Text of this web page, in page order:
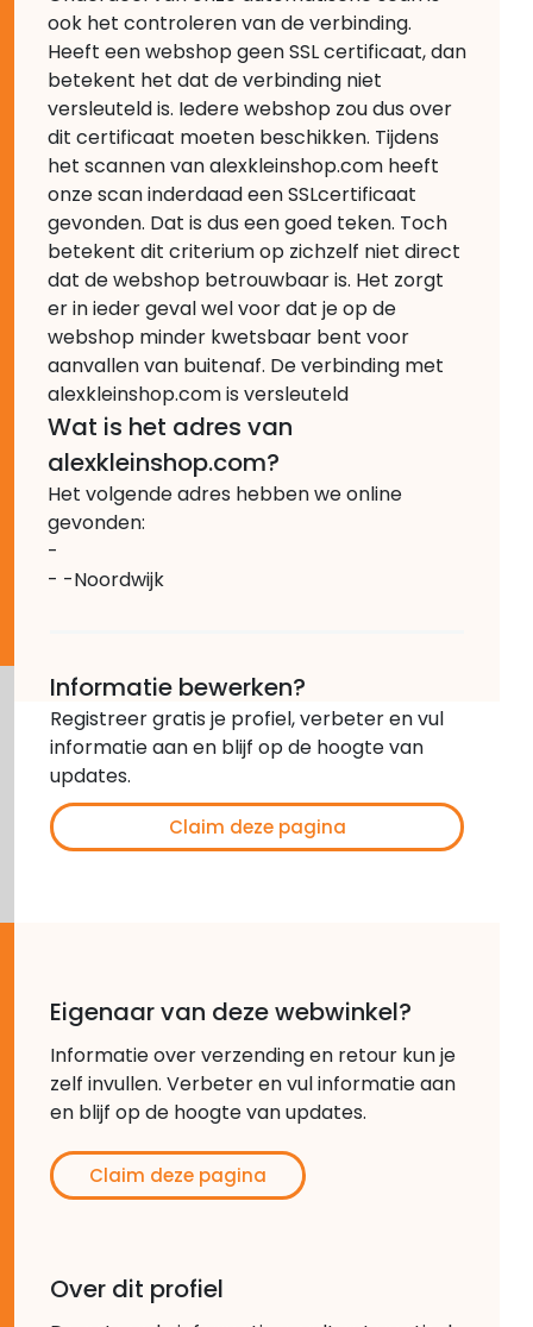
ook het controleren van de verbinding.
Heeft een webshop geen SSL certificaat, dan
betekent het dat de verbinding niet
versleuteld is. Iedere webshop zou dus over
dit certificaat moeten beschikken. Tijdens
het scannen van alexkleinshop.com heeft
onze scan inderdaad een SSLcertificaat
gevonden. Dat is dus een goed teken. Toch
betekent dit criterium op zichzelf niet direct
dat de webshop betrouwbaar is. Het zorgt
er in ieder geval wel voor dat je op de
webshop minder kwetsbaar bent voor
aanvallen van buitenaf. De verbinding met
alexkleinshop.com is versleuteld
Wat is het adres van
alexkleinshop.com?
Het volgende adres hebben we online
gevonden:
-
- -Noordwijk
Informatie bewerken?
Registreer gratis je profiel, verbeter en vul
informatie aan en blijf op de hoogte van
updates.
Claim deze pagina
Eigenaar van deze webwinkel?
Informatie over verzending en retour kun je
zelf invullen. Verbeter en vul informatie aan
en blijf op de hoogte van updates.
Claim deze pagina
Over dit profiel